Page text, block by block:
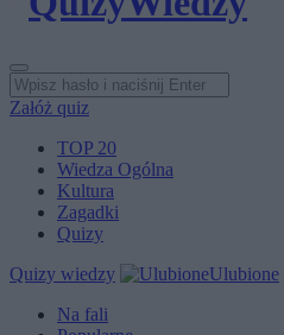
Załóż quiz
TOP 20
Wiedza Ogólna
Kultura
Zagadki
Quizy
Quizy wiedzy
Ulubione
Na fali